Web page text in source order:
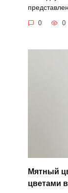
0 0
Мятный
цветами